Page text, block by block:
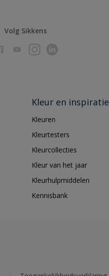
Volg Sikkens
Kleur en inspiratie
Kleuren
Kleurtesters
Kleurcollecties
Kleur van het jaar
Kleurhulpmiddelen
Kennisbank